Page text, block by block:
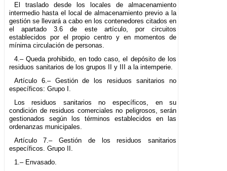
El traslado desde los locales de almacenamiento
intermedio hasta el local de almacenamiento previo a la
gestión se llevará a cabo en los contenedores citados en
el apartado 3.6 de este artículo, por circuitos
establecidos por el propio centro y en momentos de
mínima circulación de personas.
4.– Queda prohibido, en todo caso, el depósito de los
residuos sanitarios de los grupos II y III a la intemperie.
Artículo 6.– Gestión de los residuos sanitarios no
específicos: Grupo I.
Los residuos sanitarios no específicos, en su
condición de residuos comerciales no peligrosos, serán
gestionados según los términos establecidos en las
ordenanzas municipales.
Artículo 7.– Gestión de los residuos sanitarios
específicos. Grupo II.
1.– Envasado.